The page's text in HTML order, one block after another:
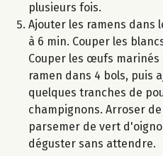
plusieurs fois.
Ajouter les ramens dans
à 6 min. Couper les
Couper les œufs marinés
ramen dans 4 bols, puis
quelques tranches de
champignons. Arroser
parsemer de vert
déguster sans attendre.